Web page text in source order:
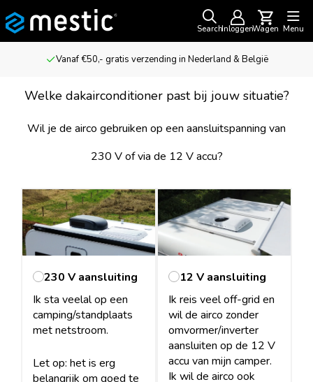
SearchInloggenWagen Menu
Vanaf €50,- gratis verzending in Nederland & België
Welke dakairconditioner past bij jouw situatie?
Wil je de airco gebruiken op een aansluitspanning van
230 V of via de 12 V accu?
230 V aansluiting
Ik sta veelal op een
camping/standplaats
met netstroom.
Let op: het is erg
belangrijk om goed te
12 V aansluiting
Ik reis veel off-grid en
wil de airco zonder
omvormer/inverter
aansluiten op de 12 V
accu van mijn camper.
Ik wil de airco ook